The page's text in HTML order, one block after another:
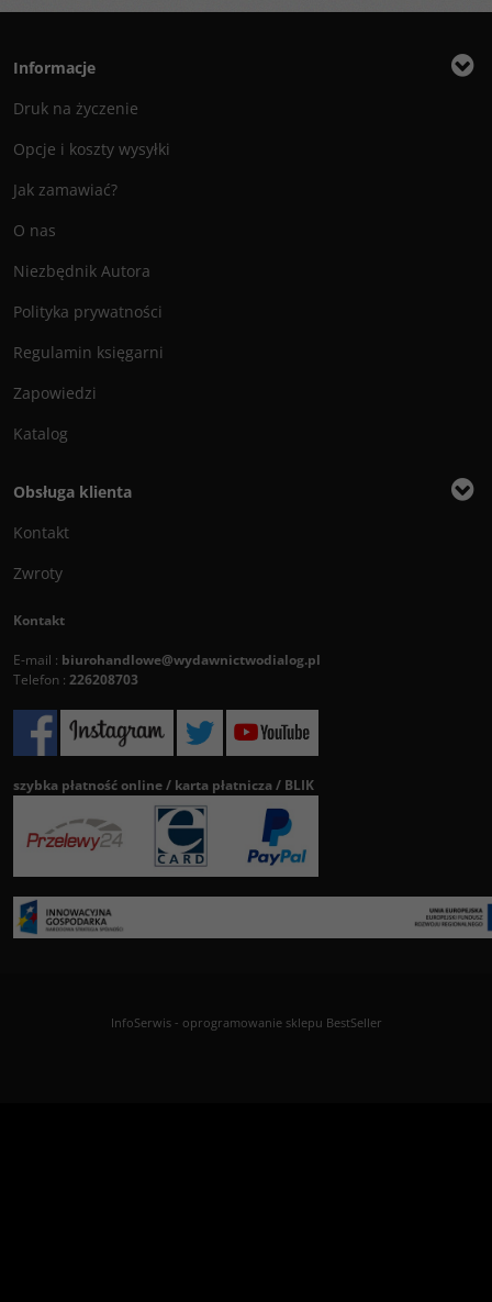
Informacje
Druk na życzenie
Opcje i koszty wysyłki
Jak zamawiać?
O nas
Niezbędnik Autora
Polityka prywatności
Regulamin księgarni
Zapowiedzi
Katalog
Obsługa klienta
Kontakt
Zwroty
Kontakt
E-mail : biurohandlowe@wydawnictwodialog.pl
Telefon : 226208703
szybka płatność online / karta płatnicza / BLIK
InfoSerwis- oprogramowanie sklepu BestSeller